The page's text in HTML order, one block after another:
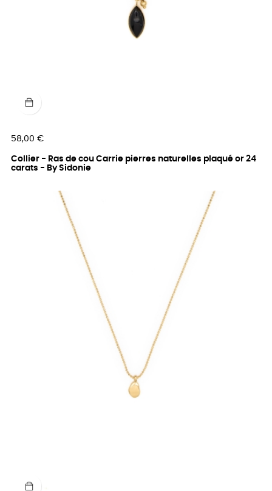
Prix
58,00 €
Collier - Ras de cou Carrie pierres naturelles plaqué or 24
carats - By Sidonie